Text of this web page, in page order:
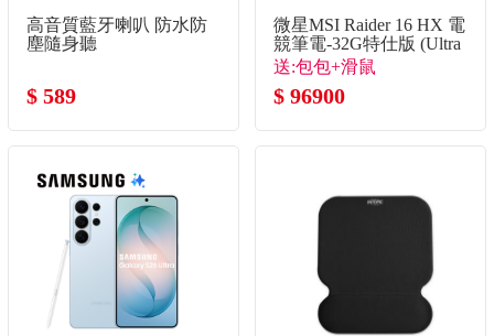
高音質藍牙喇叭 防水防
塵隨身聽
$ 589
微星MSI Raider 16 HX 電
競筆電-32G特仕版 (Ultra
9 275HX/32G/1T
SSD/RTX5070Ti/Win11)
送:包包+滑鼠
$ 96900